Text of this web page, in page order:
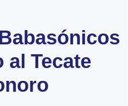
al Tecate